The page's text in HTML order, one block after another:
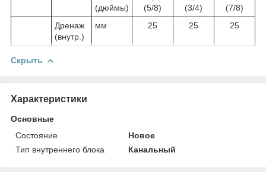
(дюймы)
(5/8)
(3/4)
(7/8)
Дренаж
(внутр.)
мм 25 25 25
Скрыть
Характеристики
Основные
Состояние
Новое
Тип внутреннего блока
Канальный